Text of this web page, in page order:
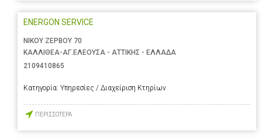
ENERGON SERVICE
ΝΙΚΟΥ ΖΕΡΒΟΥ 70
ΚΑΛΛΙΘΕΑ-ΑΓ.ΕΛΕΟΥΣΑ - ΑΤΤΙΚΗΣ - ΕΛΛΑΔΑ
2109410865
Κατηγορία: Υπηρεσίες / Διαχείριση Κτηρίων
ΠΕΡΙΣΣΟΤΕΡΑ